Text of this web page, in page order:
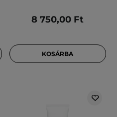
8 750,00 Ft
KOSÁRBA